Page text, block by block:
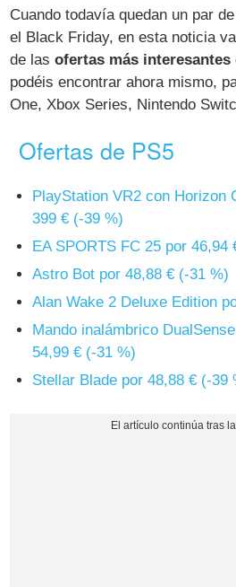
Cuando todavía quedan un par
el Black Friday, en esta noticia
de lasofertas más interesantes
podéis encontrar ahora mismo,
One, Xbox Series, Nintendo
Ofertas de PS5
PlayStation VR2 con Horizon
399 € (-39 %)
EA SPORTS FC 25 por 46,94
Astro Bot por 48,88 € (-31 %)
Alan Wake 2 Deluxe Edition
Mando inalámbrico
54,99 € (-31 %)
Stellar Blade por 48,88 € (-39